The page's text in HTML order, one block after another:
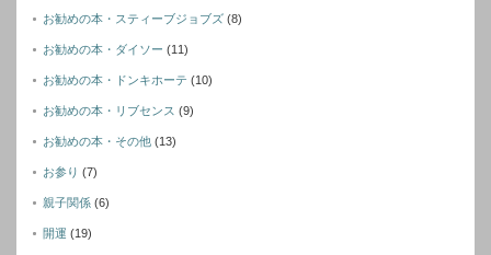
お勧めの本・スティーブジョブズ (8)
お勧めの本・ダイソー (11)
お勧めの本・ドンキホーテ (10)
お勧めの本・リブセンス (9)
お勧めの本・その他 (13)
お参り (7)
親子関係 (6)
開運 (19)